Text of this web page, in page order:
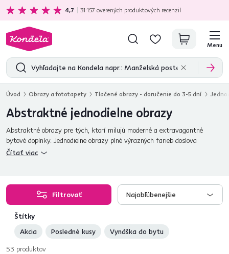
Ekologická doprava zadarmo nad 199 €
4,7 31 157 overených produktových recenzií
Menu
Úvod Obrazy a fototapety Tlačené obrazy - doručenie do 3-5 dní
Abstraktné jednodielne obrazy
Abstraktné obrazy pre tých, ktorí milujú moderné a extravagantné
bytové doplnky. Jednodielne obrazy plné výrazných farieb doslova
vyžarujú silnú energiu.
Čítať viac
Filtrovať Najobľúbenejšie
Štítky
Akcia
Posledné kusy
Vynáška do bytu
53 produktov